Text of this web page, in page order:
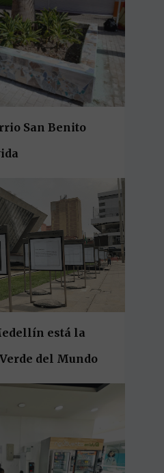
San Benito
está la
del Mundo